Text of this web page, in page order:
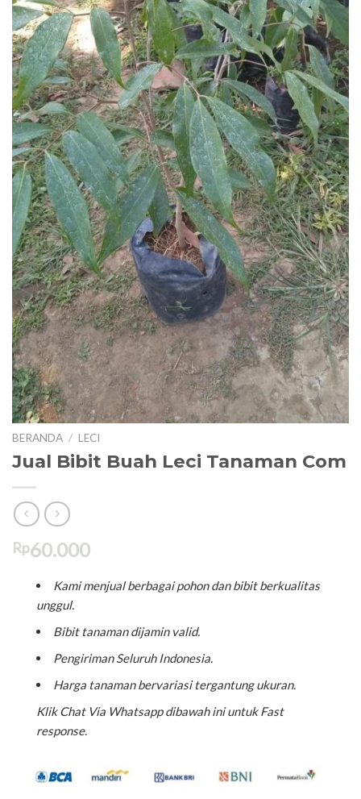
BERANDA / LECI
Jual Bibit Buah Leci Tanaman Com
Rp60.000
Kami menjual berbagai pohon dan bibit berkualitas
unggul.
Bibit tanaman dijamin valid.
Pengiriman Seluruh Indonesia.
Harga tanaman bervariasi tergantung ukuran.
Klik Chat Via Whatsapp dibawah ini untuk Fast
response.